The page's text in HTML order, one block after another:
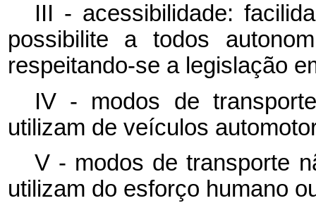
III - acessibilidade:
possibilite a todos
respeitando-se a legislação
IV - modos de
utilizam de veículos
V - modos de transporte
utilizam do esforço humano